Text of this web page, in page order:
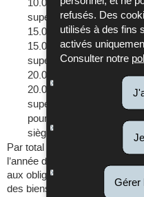
refusés. Des
utilisés à des fins
activés
Consulter notre
Gérer
10.000 euros au
supérieur à 10.000.000
15.000.000 euros,
15.000 euros au
supérieur à 15.000.000
20.000.000 euros,
20.000 euros au
supérieur à 20.000.000
pour les autres
siège social ou leur
Par total du bilan, on entend
l’année d’imposition. Dans
aux obligations comptables,
des biens qui seraient à porter